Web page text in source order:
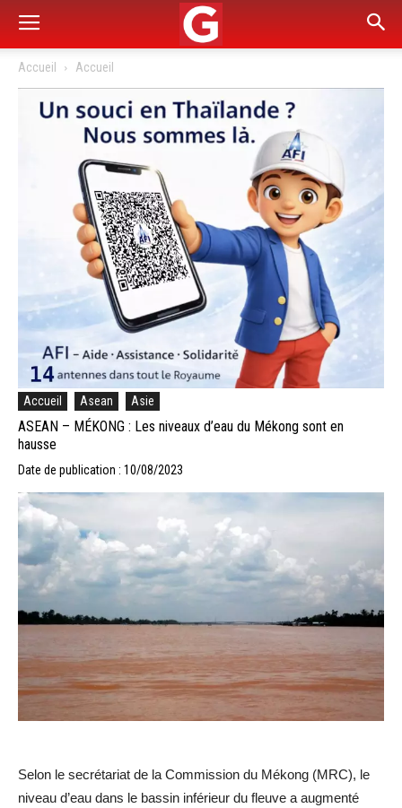
Accueil Accueil
Accueil Asean Asie
ASEAN – MÉKONG : Les niveaux d’eau du Mékong sont en
hausse
Date de publication : 10/08/2023
Selon le secrétariat de la Commission du Mékong (MRC), le
niveau d’eau dans le bassin inférieur du fleuve a augmenté